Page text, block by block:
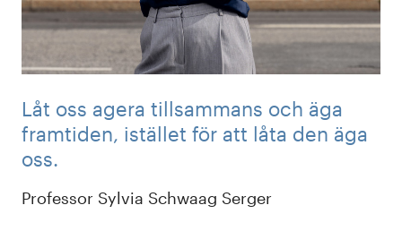
Låt oss agera tillsammans och äga
framtiden, istället för att låta den äga
oss.
Professor Sylvia Schwaag Serger